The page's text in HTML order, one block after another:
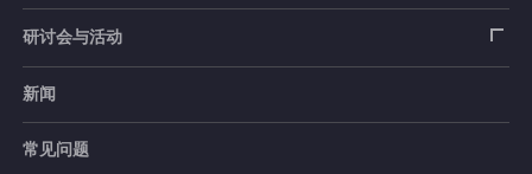
倾斜计
手刹・变速杆操作力传感器
指示器和显示器
校验器
测量系统
交通系统（铁路）
电桥盒
电缆・接头
看视频了解仪器的使用方法
产品目录、资料下载
停产产品一览
销售网络
产品目录
使用说明书
CAD数据
研讨会与活动
展览会
新闻
常见问题